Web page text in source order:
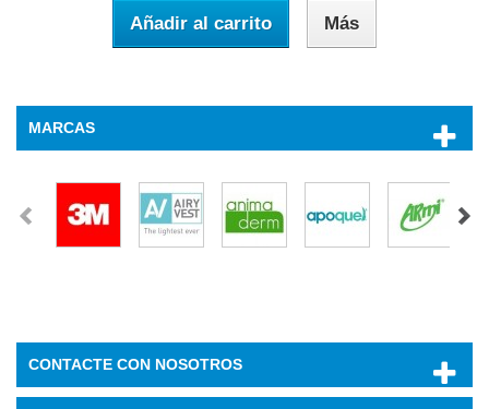
Añadir al carrito Más
MARCAS
CONTACTE CON NOSOTROS